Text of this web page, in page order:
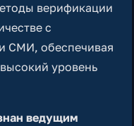
верификации
с
СМИ, обеспечивая
уровень
ведущим